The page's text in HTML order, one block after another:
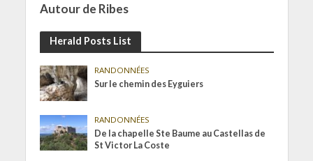
Autour de Ribes
Herald Posts List
RANDONNÉES
Sur le chemin des Eyguiers
RANDONNÉES
De la chapelle Ste Baume au Castellas de
St Victor La Coste